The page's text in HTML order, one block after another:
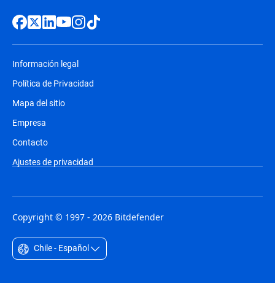
Información legal
Política de Privacidad
Mapa del sitio
Empresa
Contacto
Ajustes de privacidad
Copyright © 1997 - 2026 Bitdefender
Chile - Español